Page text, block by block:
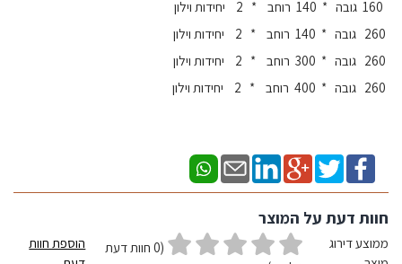
חוות דעת על המוצר
ממוצע דירוג
(0 חוות דעת
הוספת חוות